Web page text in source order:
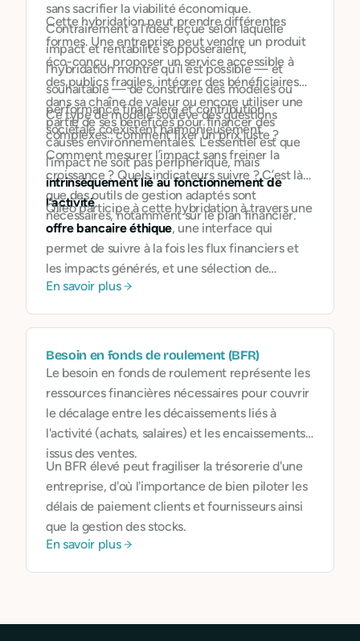
sans sacrifier la viabilité économique.
Contrairement à l’idée reçue selon laquelle
impact et rentabilité s’opposeraient,
l’hybridation montre qu’il est possible — et
souhaitable — de construire des modèles où
performance financière et contribution
sociétale coexistent harmonieusement.
Cette hybridation peut prendre différentes
formes. Une entreprise peut vendre un produit
éco-conçu, proposer un service accessible à
des publics fragiles, intégrer des bénéficiaires
dans sa chaîne de valeur ou encore utiliser une
partie de ses bénéfices pour financer des
causes environnementales. L’essentiel est que
l’impact ne soit pas périphérique, mais
intrinsèquement lié au fonctionnement de
l’activité.
Ce type de modèle soulève des questions
complexes : comment fixer un prix juste ?
Comment mesurer l’impact sans freiner la
croissance ? Quels indicateurs suivre ? C’est là
que des outils de gestion adaptés sont
nécessaires, notamment sur le plan financier.
Qileo participe à cette hybridation à travers une
offre bancaire éthique, une interface qui
permet de suivre à la fois les flux financiers et
les impacts générés, et une sélection de
partenaires qui partagent une même vision de
En savoir plus
Besoin en fonds de roulement (BFR)
Le besoin en fonds de roulement représente les
ressources financières nécessaires pour couvrir
le décalage entre les décaissements liés à
l'activité (achats, salaires) et les encaissements
issus des ventes.
Un BFR élevé peut fragiliser la trésorerie d'une
entreprise, d'où l'importance de bien piloter les
délais de paiement clients et fournisseurs ainsi
que la gestion des stocks.
En savoir plus